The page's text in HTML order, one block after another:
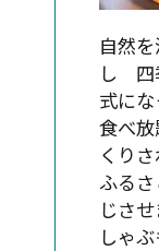
自然
し 四
式に
食べ
くり
ふる
じさ
しゃ